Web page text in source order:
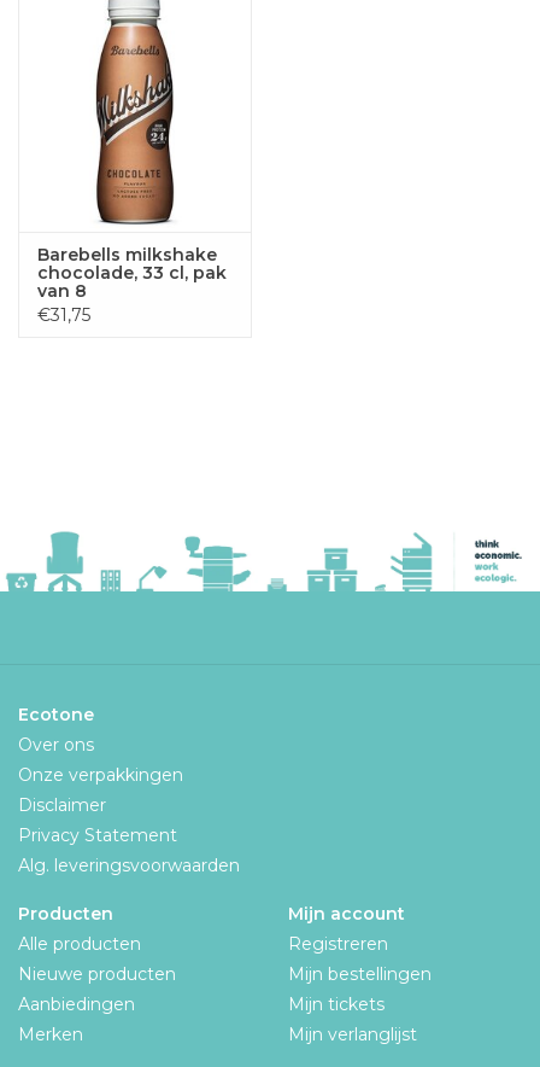
Barebells milkshake
chocolade, 33 cl, pak
van 8
€31,75
Ecotone
Over ons
Onze verpakkingen
Disclaimer
Privacy Statement
Alg. leveringsvoorwaarden
Producten
Alle producten
Nieuwe producten
Aanbiedingen
Merken
Mijn account
Registreren
Mijn bestellingen
Mijn tickets
Mijn verlanglijst